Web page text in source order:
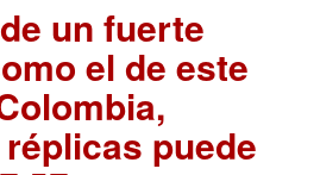
un fuerte
el de este
puede